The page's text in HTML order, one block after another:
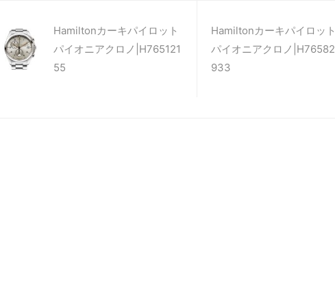
Hamiltonカーキパイロット
パイオニアクロノ|H765121
55
Hamiltonカーキパイロット
パイオニアクロノ|H76582
933